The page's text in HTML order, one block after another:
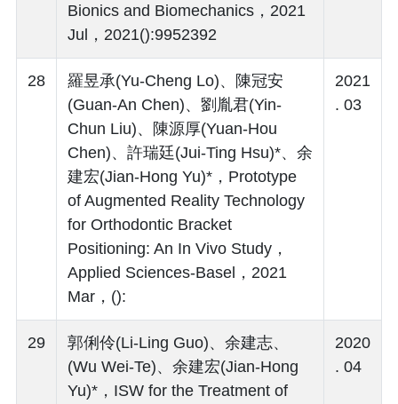
Bionics and Biomechanics，2021
Jul，2021():9952392
28
羅昱承(Yu-Cheng Lo)、陳冠安
(Guan-An Chen)、劉胤君(Yin-
Chun Liu)、陳源厚(Yuan-Hou
Chen)、許瑞廷(Jui-Ting Hsu)*、余
建宏(Jian-Hong Yu)*，Prototype
of Augmented Reality Technology
for Orthodontic Bracket
Positioning: An In Vivo Study，
Applied Sciences-Basel，2021
Mar，():
2021
. 03
29
郭俐伶(Li-Ling Guo)、余建志、
(Wu Wei-Te)、余建宏(Jian-Hong
Yu)*，ISW for the Treatment of
2020
. 04